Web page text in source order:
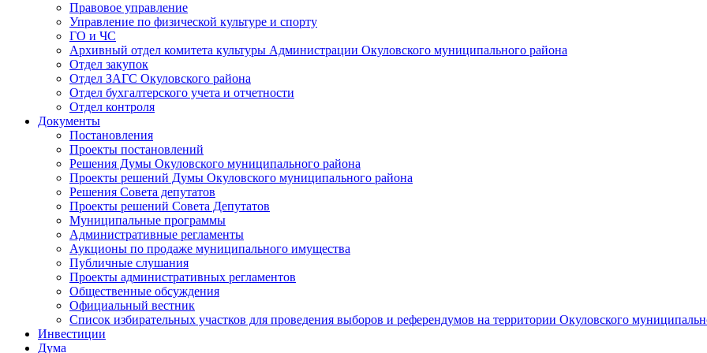
Правовое управление
Управление по физической культуре и спорту
ГО и ЧС
Архивный отдел комитета культуры Администрации Окуловского муниципального района
Отдел закупок
Отдел ЗАГС Окуловского района
Отдел бухгалтерского учета и отчетности
Отдел контроля
Документы
Постановления
Проекты постановлений
Решения Думы Окуловского муниципального района
Проекты решений Думы Окуловского муниципального района
Решения Совета депутатов
Проекты решений Совета Депутатов
Муниципальные программы
Административные регламенты
Аукционы по продаже муниципального имущества
Публичные слушания
Проекты административных регламентов
Общественные обсуждения
Официальный вестник
Список избирательных участков для проведения выборов и референдумов на территории Окуловского
Инвестиции
Дума